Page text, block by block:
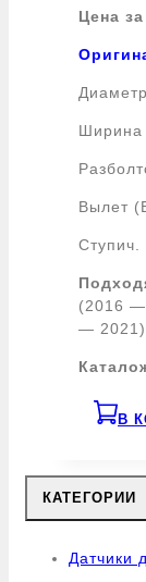
Цена
Ширина
Вылет
Ступич.
(2016
— 2021).
В
КАТЕГОРИИ
Датчики